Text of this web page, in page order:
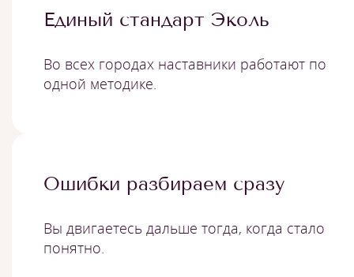
Единый стандарт Эколь
Во всех городах наставники работают по
одной методике.
Ошибки разбираем сразу
Вы двигаетесь дальше тогда, когда стало
понятно.